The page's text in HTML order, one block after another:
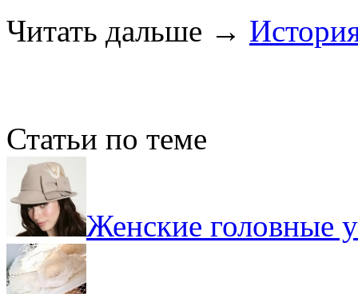
Читать дальше →
Статьи по теме
Женские головные